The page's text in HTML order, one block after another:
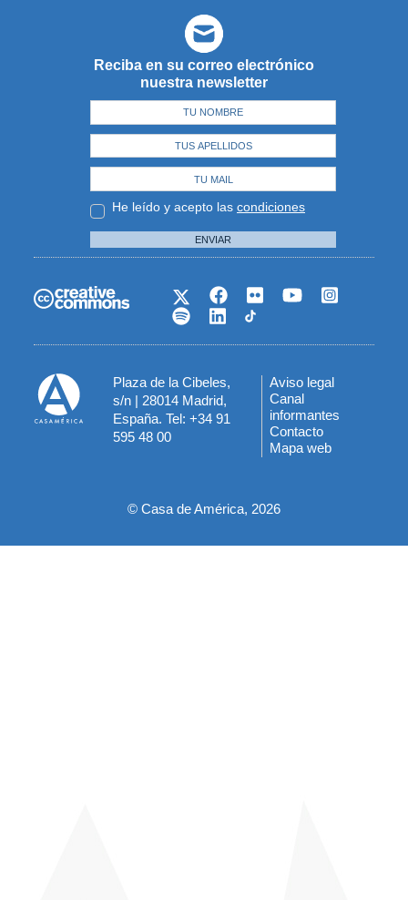
Reciba en su correo electrónico
nuestra newsletter
He leído y acepto las condiciones
ENVIAR
Plaza de la Cibeles,
s/n | 28014 Madrid,
España. Tel: +34 91
595 48 00
Menú
del
pie
Aviso legal
Canal
informantes
Contacto
Mapa web
© Casa de América, 2026